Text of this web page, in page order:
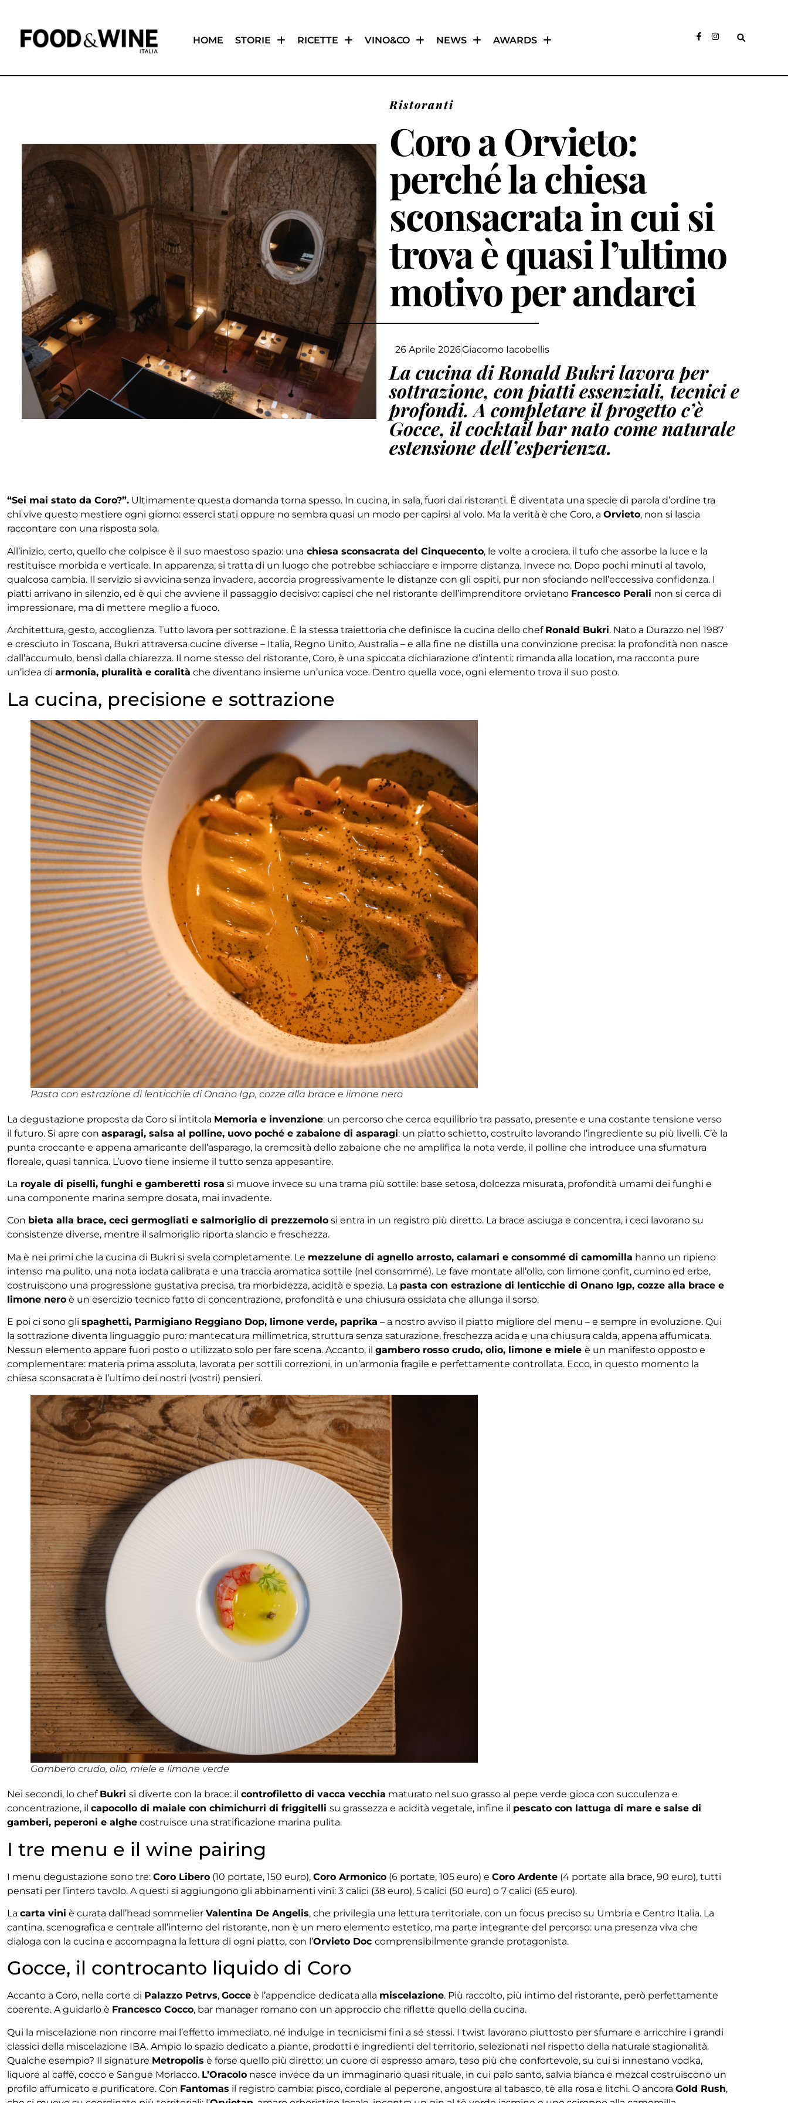
HOME STORIE RICETTE VINO&CO NEWS AWARDS
Ristoranti
Coro a Orvieto:
perché la chiesa
sconsacrata in cui si
trova è quasi l’ultimo
motivo per andarci
26 Aprile 2026Giacomo Iacobellis
La cucina di Ronald Bukri lavora per
sottrazione, con piatti essenziali, tecnici e
profondi. A completare il progetto c’è
Gocce, il cocktail bar nato come naturale
estensione dell’esperienza.
“Sei mai stato da Coro?”. Ultimamente questa domanda torna spesso. In cucina, in sala, fuori dai ristoranti. È diventata una specie di parola d’ordine tra
chi vive questo mestiere ogni giorno: esserci stati oppure no sembra quasi un modo per capirsi al volo. Ma la verità è che Coro, a Orvieto, non si lascia
raccontare con una risposta sola.
All’inizio, certo, quello che colpisce è il suo maestoso spazio: una chiesa sconsacrata del Cinquecento, le volte a crociera, il tufo che assorbe la luce e la
restituisce morbida e verticale. In apparenza, si tratta di un luogo che potrebbe schiacciare e imporre distanza. Invece no. Dopo pochi minuti al tavolo,
qualcosa cambia. Il servizio si avvicina senza invadere, accorcia progressivamente le distanze con gli ospiti, pur non sfociando nell’eccessiva confidenza. I
piatti arrivano in silenzio, ed è qui che avviene il passaggio decisivo: capisci che nel ristorante dell’imprenditore orvietano Francesco Perali non si cerca di
impressionare, ma di mettere meglio a fuoco.
Architettura, gesto, accoglienza. Tutto lavora per sottrazione. È la stessa traiettoria che definisce la cucina dello chef Ronald Bukri. Nato a Durazzo nel 1987
e cresciuto in Toscana, Bukri attraversa cucine diverse – Italia, Regno Unito, Australia – e alla fine ne distilla una convinzione precisa: la profondità non nasce
dall’accumulo, bensì dalla chiarezza. Il nome stesso del ristorante, Coro, è una spiccata dichiarazione d’intenti: rimanda alla location, ma racconta pure
un’idea di armonia, pluralità e coralità che diventano insieme un’unica voce. Dentro quella voce, ogni elemento trova il suo posto.
La cucina, precisione e sottrazione
Pasta con estrazione di lenticchie di Onano Igp, cozze alla brace e limone nero
La degustazione proposta da Coro si intitola Memoria e invenzione: un percorso che cerca equilibrio tra passato, presente e una costante tensione verso
il futuro. Si apre con asparagi, salsa al polline, uovo poché e zabaione di asparagi: un piatto schietto, costruito lavorando l’ingrediente su più livelli. C’è la
punta croccante e appena amaricante dell’asparago, la cremosità dello zabaione che ne amplifica la nota verde, il polline che introduce una sfumatura
floreale, quasi tannica. L’uovo tiene insieme il tutto senza appesantire.
La royale di piselli, funghi e gamberetti rosa si muove invece su una trama più sottile: base setosa, dolcezza misurata, profondità umami dei funghi e
una componente marina sempre dosata, mai invadente.
Con bieta alla brace, ceci germogliati e salmoriglio di prezzemolo si entra in un registro più diretto. La brace asciuga e concentra, i ceci lavorano su
consistenze diverse, mentre il salmoriglio riporta slancio e freschezza.
Ma è nei primi che la cucina di Bukri si svela completamente. Le mezzelune di agnello arrosto, calamari e consommé di camomilla hanno un ripieno
intenso ma pulito, una nota iodata calibrata e una traccia aromatica sottile (nel consommé). Le fave montate all’olio, con limone confit, cumino ed erbe,
costruiscono una progressione gustativa precisa, tra morbidezza, acidità e spezia. La pasta con estrazione di lenticchie di Onano Igp, cozze alla brace e
limone nero è un esercizio tecnico fatto di concentrazione, profondità e una chiusura ossidata che allunga il sorso.
E poi ci sono gli spaghetti, Parmigiano Reggiano Dop, limone verde, paprika – a nostro avviso il piatto migliore del menu – e sempre in evoluzione. Qui
la sottrazione diventa linguaggio puro: mantecatura millimetrica, struttura senza saturazione, freschezza acida e una chiusura calda, appena affumicata.
Nessun elemento appare fuori posto o utilizzato solo per fare scena. Accanto, il gambero rosso crudo, olio, limone e miele è un manifesto opposto e
complementare: materia prima assoluta, lavorata per sottili correzioni, in un’armonia fragile e perfettamente controllata. Ecco, in questo momento la
chiesa sconsacrata è l’ultimo dei nostri (vostri) pensieri.
Gambero crudo, olio, miele e limone verde
Nei secondi, lo chef Bukri si diverte con la brace: il controfiletto di vacca vecchia maturato nel suo grasso al pepe verde gioca con succulenza e
concentrazione, il capocollo di maiale con chimichurri di friggitelli su grassezza e acidità vegetale, infine il pescato con lattuga di mare e salse di
gamberi, peperoni e alghe costruisce una stratificazione marina pulita.
I tre menu e il wine pairing
I menu degustazione sono tre: Coro Libero (10 portate, 150 euro), Coro Armonico (6 portate, 105 euro) e Coro Ardente (4 portate alla brace, 90 euro), tutti
pensati per l’intero tavolo. A questi si aggiungono gli abbinamenti vini: 3 calici (38 euro), 5 calici (50 euro) o 7 calici (65 euro).
La carta vini è curata dall’head sommelier Valentina De Angelis, che privilegia una lettura territoriale, con un focus preciso su Umbria e Centro Italia. La
cantina, scenografica e centrale all’interno del ristorante, non è un mero elemento estetico, ma parte integrante del percorso: una presenza viva che
dialoga con la cucina e accompagna la lettura di ogni piatto, con l’Orvieto Doc comprensibilmente grande protagonista.
Gocce, il controcanto liquido di Coro
Accanto a Coro, nella corte di Palazzo Petrvs, Gocce è l’appendice dedicata alla miscelazione. Più raccolto, più intimo del ristorante, però perfettamente
coerente. A guidarlo è Francesco Cocco, bar manager romano con un approccio che riflette quello della cucina.
Qui la miscelazione non rincorre mai l’effetto immediato, né indulge in tecnicismi fini a sé stessi. I twist lavorano piuttosto per sfumare e arricchire i grandi
classici della miscelazione IBA. Ampio lo spazio dedicato a piante, prodotti e ingredienti del territorio, selezionati nel rispetto della naturale stagionalità.
Qualche esempio? Il signature Metropolis è forse quello più diretto: un cuore di espresso amaro, teso più che confortevole, su cui si innestano vodka,
liquore al caffè, cocco e Sangue Morlacco. L’Oracolo nasce invece da un immaginario quasi rituale, in cui palo santo, salvia bianca e mezcal costruiscono un
profilo affumicato e purificatore. Con Fantomas il registro cambia: pisco, cordiale al peperone, angostura al tabasco, tè alla rosa e litchi. O ancora Gold Rush,